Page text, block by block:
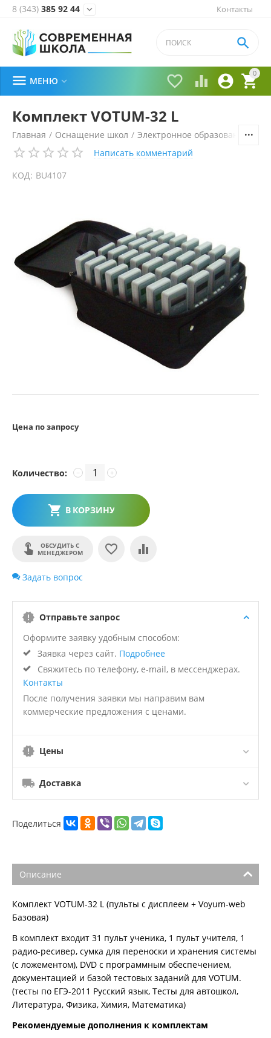
Контакты
8 (343) 385 92 44 
0


 

 МЕНЮ 
Комплект VOTUM-32 L
Главная / Оснащение школ / Электронное образование /
Написать комментарий
КОД: BU4107
Цена по запросу
Количество: +
−
В КОРЗИНУ
ОБСУДИТЬ С
МЕНЕДЖЕРОМ
Задать вопрос
Отправьте запрос
Оформите заявку удобным способом:
Заявка через сайт. Подробнее
Свяжитесь по телефону, e-mail, в мессенджерах.
Контакты
После получения заявки мы направим вам
коммерческие предложения с ценами.
Цены
Доставка
Поделиться
Описание
Комплект VOTUM-32 L (пульты с дисплеем + Voyum-web
Базовая)
В комплект входит 31 пульт ученика, 1 пульт учителя, 1
радио-ресивер, сумка для переноски и хранения системы
(с ложементом), DVD с программным обеспечением,
документацией и базой тестовых заданий для VOTUM.
(тесты по ЕГЭ-2011 Русский язык, Тесты для автошкол,
Литература, Физика, Химия, Математика)
Рекомендуемые дополнения к комплектам